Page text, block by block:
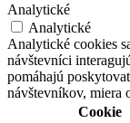
Analytické
Analytické
Analytické cookies
návštevníci
pomáhajú
návštevníkov, miera
Cookie